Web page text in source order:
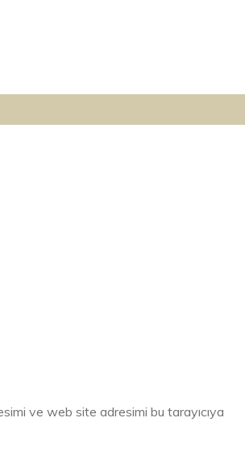
ve web site adresimi bu tarayıcıya